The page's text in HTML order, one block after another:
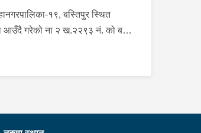
१९, बस्तिपुर स्थित
आउँदै गरेको ना २ ख.२२९३ नं. को बस